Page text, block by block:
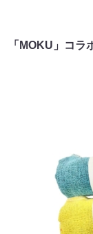
「MOKU」コラ